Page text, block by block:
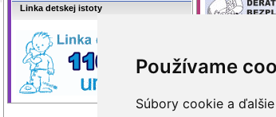
Používame
Súbory cookie a
Linka detskej istoty
Biorezonancia